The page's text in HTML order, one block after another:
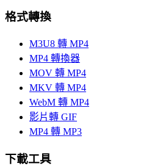
格式轉換
M3U8 轉 MP4
MP4 轉換器
MOV 轉 MP4
MKV 轉 MP4
WebM 轉 MP4
影片轉 GIF
MP4 轉 MP3
下載工具